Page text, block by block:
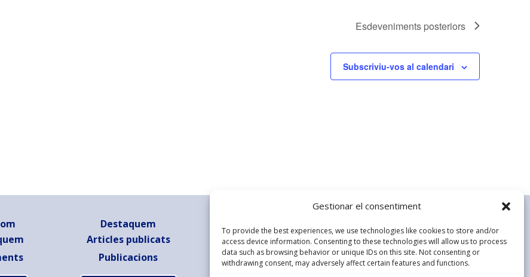
Gestionar el consentiment
To provide the best experiences, we use technologies like cookies to store and/or
access device information. Consenting to these technologies will allow us to process
data such as browsing behavior or unique IDs on this site. Not consenting or
withdrawing consent, may adversely affect certain features and functions.
Esdeveniments posteriors
Subscriviu-vos al calendari
Destaquem
Articles publicats
Publicacions
Animació Bíblica
Bíblia a Internet